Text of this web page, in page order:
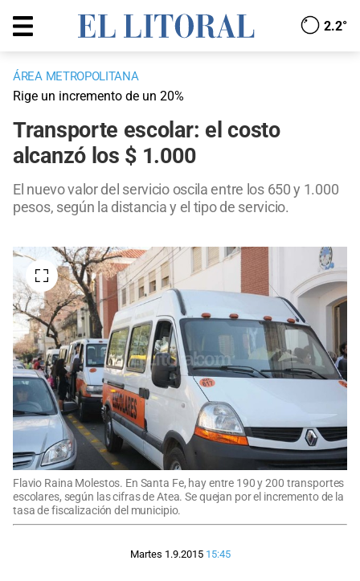
2.2°
ÁREA METROPOLITANA
Rige un incremento de un 20%
Transporte escolar: el costo
alcanzó los $ 1.000
El nuevo valor del servicio oscila entre los 650 y 1.000
pesos, según la distancia y el tipo de servicio.
Flavio Raina Molestos. En Santa Fe, hay entre 190 y 200 transportes
escolares, según las cifras de Atea. Se quejan por el incremento de la
tasa de fiscalización del municipio.
Martes 1.9.2015 15:45